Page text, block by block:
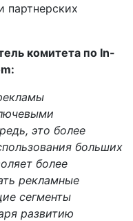
партнерских
комитета по In-
:
это более
больших
более
рекламные
сегменты
развитию